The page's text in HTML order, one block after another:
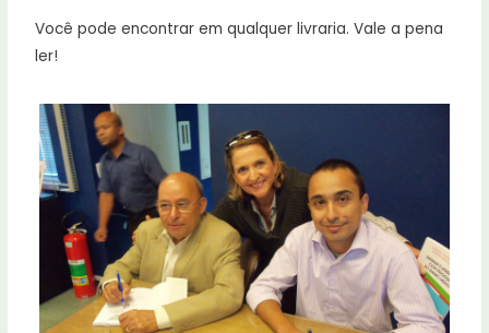
Você pode encontrar em qualquer livraria. Vale a pena
ler!